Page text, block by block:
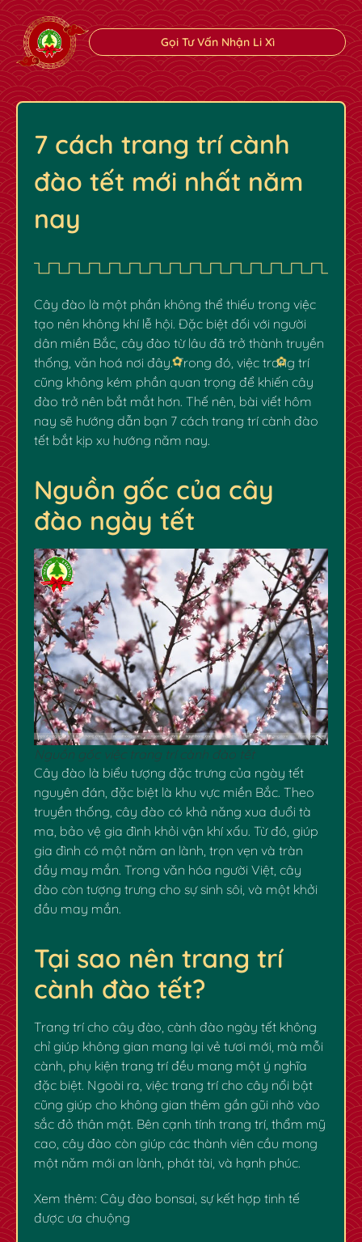
Gọi Tư Vấn Nhận Li Xì
7 cách trang trí cành
đào tết mới nhất năm
nay
Cây đào là một phần không thể thiếu trong việc
tạo nên không khí lễ hội. Đặc biệt đối với người
dân miền Bắc, cây đào từ lâu đã trở thành truyền
thống, văn hoá nơi đây. Trong đó, việc trang trí
cũng không kém phần quan trọng để khiến cây
đào trở nên bắt mắt hơn. Thế nên, bài viết hôm
nay sẽ hướng dẫn bạn 7 cách trang trí cành đào
tết bắt kịp xu hướng năm nay.
Nguồn gốc của cây
đào ngày tết
Nguồn gốc việc trang trí cành đào tết
Cây đào là biểu tượng đặc trưng của ngày tết
nguyên đán, đặc biệt là khu vực miền Bắc. Theo
truyền thống, cây đào có khả năng xua đuổi tà
ma, bảo vệ gia đình khỏi vận khí xấu. Từ đó, giúp
gia đình có một năm an lành, trọn vẹn và tràn
đầy may mắn. Trong văn hóa người Việt, cây
đào còn tượng trưng cho sự sinh sôi, và một khởi
đầu may mắn.
Tại sao nên trang trí
cành đào tết?
Trang trí cho cây đào, cành đào ngày tết không
chỉ giúp không gian mang lại vẻ tươi mới, mà mỗi
cành, phụ kiện trang trí đều mang một ý nghĩa
đặc biệt. Ngoài ra, việc trang trí cho cây nổi bật
cũng giúp cho không gian thêm gần gũi nhờ vào
sắc đỏ thân mật. Bên cạnh tính trang trí, thẩm mỹ
cao, cây đào còn giúp các thành viên cầu mong
một năm mới an lành, phát tài, và hạnh phúc.
Xem thêm: Cây đào bonsai, sự kết hợp tinh tế
được ưa chuộng
✿ ✿